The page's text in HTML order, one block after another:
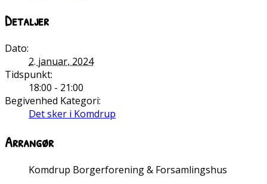
Detaljer
Dato:
2. januar, 2024
Tidspunkt:
18:00 - 21:00
Begivenhed Kategori:
Det sker i Komdrup
Arrangør
Komdrup Borgerforening & Forsamlingshus